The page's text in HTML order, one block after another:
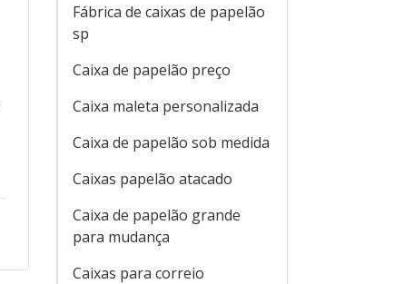
Fábrica de caixas de papelão
sp
Caixa de papelão preço
Caixa maleta personalizada
Caixa de papelão sob medida
Caixas papelão atacado
Caixa de papelão grande
para mudança
Caixas para correio